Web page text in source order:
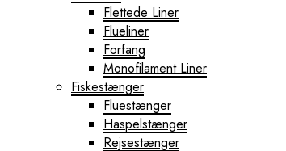
Flettede Liner
Flueliner
Forfang
Monofilament Liner
Fiskestænger
Fluestænger
Haspelstænger
Rejsestænger